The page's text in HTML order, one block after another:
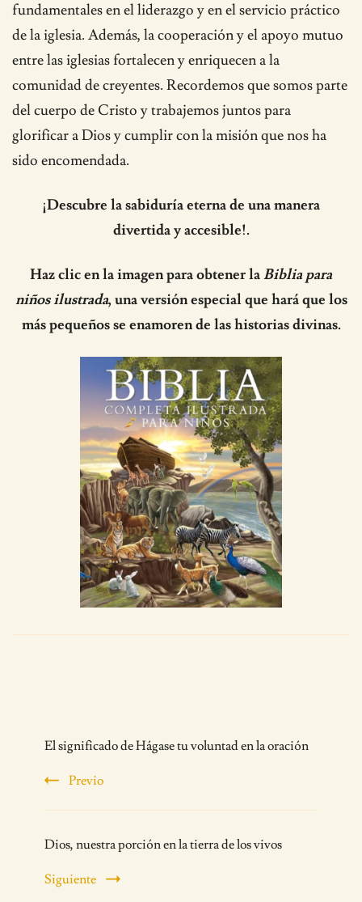
fundamentales en el liderazgo y en el servicio práctico
de la iglesia. Además, la cooperación y el apoyo mutuo
entre las iglesias fortalecen y enriquecen a la
comunidad de creyentes. Recordemos que somos parte
del cuerpo de Cristo y trabajemos juntos para
glorificar a Dios y cumplir con la misión que nos ha
sido encomendada.
¡Descubre la sabiduría eterna de una manera
divertida y accesible!.
Haz clic en la imagen para obtener laBiblia para
niños ilustrada, una versión especial que hará que los
más pequeños se enamoren de las historias divinas.
Navigation
El significado de Hágase tu voluntad en la oración
Previo
Dios, nuestra porción en la tierra de los vivos
Siguiente